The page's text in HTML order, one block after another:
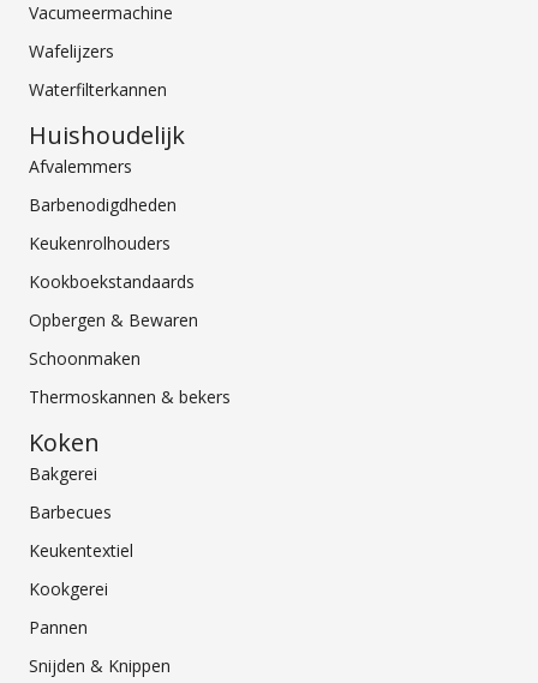
Vacumeermachine
Wafelijzers
Waterfilterkannen
Huishoudelijk
Afvalemmers
Barbenodigdheden
Keukenrolhouders
Kookboekstandaards
Opbergen & Bewaren
Schoonmaken
Thermoskannen & bekers
Koken
Bakgerei
Barbecues
Keukentextiel
Kookgerei
Pannen
Snijden & Knippen